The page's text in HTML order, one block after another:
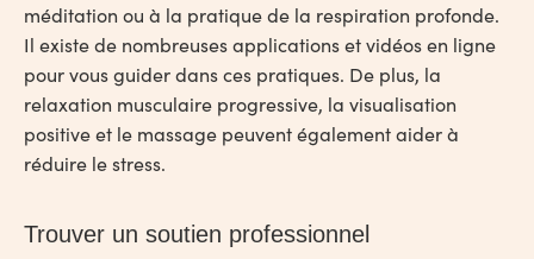
méditation ou à la pratique de la respiration profonde.
Il existe de nombreuses applications et vidéos en ligne
pour vous guider dans ces pratiques. De plus, la
relaxation musculaire progressive, la visualisation
positive et le massage peuvent également aider à
réduire le stress.
Trouver un soutien professionnel